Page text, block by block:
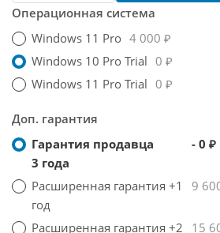
Операционная система
Windows 11 Pro 4 000 ₽
Windows 10 Pro Trial 0 ₽
Windows 11 Pro Trial 0 ₽
Доп. гарантия
Гарантия продавца
3 года
- 0 ₽
Расширенная гарантия +1
год
9
Расширенная гарантия +2
15